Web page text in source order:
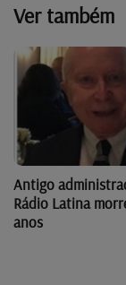
Ver também
Antigo
Rádio Latina
anos